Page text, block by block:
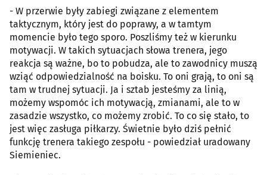
- W przerwie były zabiegi związane z elementem
taktycznym, który jest do poprawy, a w tamtym
momencie było tego sporo. Poszliśmy też w kierunku
motywacji. W takich sytuacjach słowa trenera, jego
reakcja są ważne, bo to pobudza, ale to zawodnicy muszą
wziąć odpowiedzialność na boisku. To oni grają, to oni są
tam w trudnej sytuacji. Ja i sztab jesteśmy za linią,
możemy wspomóc ich motywacją, zmianami, ale to w
zasadzie wszystko, co możemy zrobić. To co się stało, to
jest więc zasługa piłkarzy. Świetnie było dziś pełnić
funkcję trenera takiego zespołu - powiedział uradowany
Siemieniec.